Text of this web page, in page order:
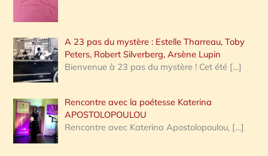
A 23 pas du mystère : Estelle Tharreau, Toby
Peters, Robert Silverberg, Arsène Lupin
Bienvenue à 23 pas du mystère ! Cet été […]
Rencontre avec la poétesse Katerina
APOSTOLOPOULOU
Rencontre avec Katerina Apostolopoulou, […]